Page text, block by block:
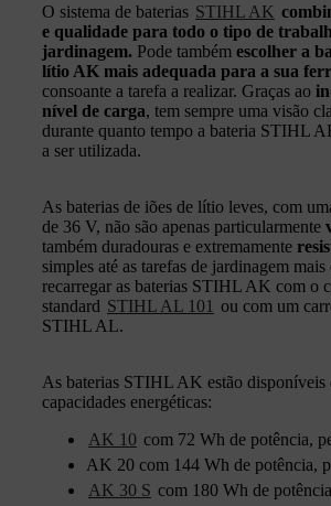
O sistema de baterias STIHL AK
e qualidade para todo o tipo de
jardinagem. Pode também escolher a
lítio AK mais adequada para a sua
consoante a tarefa a realizar. Graças ao
nível de carga, tem sempre uma visão
durante quanto tempo a bateria STIHL
a ser utilizada.
As baterias de iões de lítio leves, com
de 36 V, não são apenas particularmente
também duradouras e extremamente
simples até as tarefas de jardinagem
recarregar as baterias STIHL AK com o
standard STIHL AL 101 ou com um
STIHL AL.
As baterias STIHL AK estão disponíveis
capacidades energéticas:
AK 10 com 72 Wh de potência,
AK 20 com 144 Wh de potência,
AK 30 S com 180 Wh de